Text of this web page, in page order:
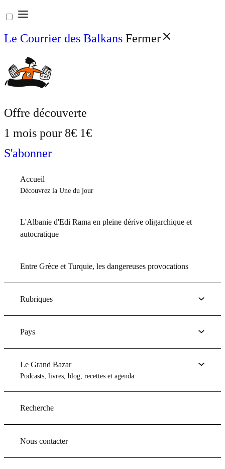
Aller
au
contenu
Le Courrier des Balkans Fermer
Offre découverte
1 mois pour 8€ 1€
S'abonner
Accueil
Découvrez la Une du jour
L'Albanie d'Edi Rama en pleine dérive oligarchique et
autocratique
Entre Grèce et Turquie, les dangereuses provocations
Rubriques
Pays
Le Grand Bazar
Podcasts, livres, blog, recettes et agenda
Recherche
Nous contacter